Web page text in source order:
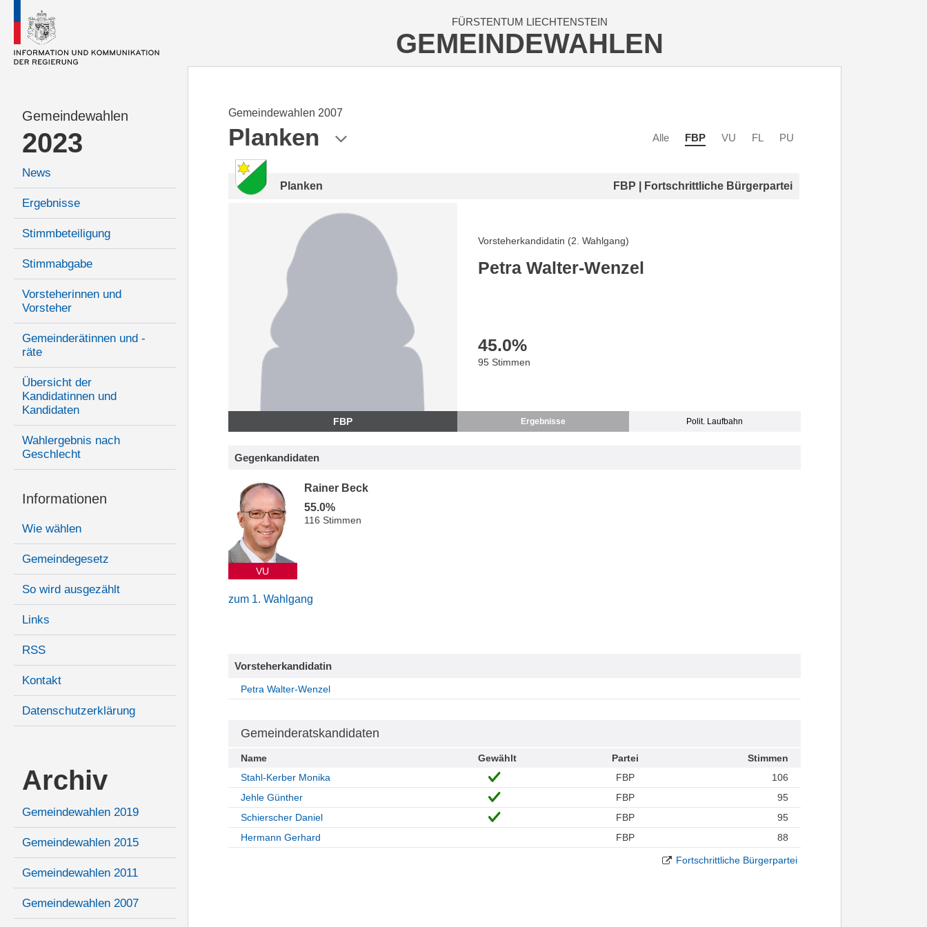
FÜRSTENTUM LIECHTENSTEIN
GEMEINDEWAHLEN
Gemeindewahlen
2023
News
Ergebnisse
Stimmbeteiligung
Stimmabgabe
Vorsteherinnen und
Vorsteher
Gemeinderätinnen und -
räte
Übersicht der
Kandidatinnen und
Kandidaten
Wahlergebnis nach
Geschlecht
Informationen
Wie wählen
Gemeindegesetz
So wird ausgezählt
Links
RSS
Kontakt
Datenschutzerklärung
Archiv
Gemeindewahlen 2019
Gemeindewahlen 2015
Gemeindewahlen 2011
Gemeindewahlen 2007
Gemeindewahlen 2007
Planken Alle FBP VU FL PU
Planken FBP | Fortschrittliche Bürgerpartei
FBP
Vorsteherkandidatin (2. Wahlgang)
Petra Walter-Wenzel
45.0%
95 Stimmen
Ergebnisse Polit. Laufbahn
Gegenkandidaten
VU
Rainer Beck
55.0%
116 Stimmen
zum 1. Wahlgang
Vorsteherkandidatin
Petra Walter-Wenzel
Gemeinderatskandidaten
Name Gewählt Partei
Stimmen
Stahl-Kerber Monika
FBP
106
Jehle Günther
FBP
95
Schierscher Daniel
FBP
95
Hermann Gerhard
FBP 88
Fortschrittliche Bürgerpartei